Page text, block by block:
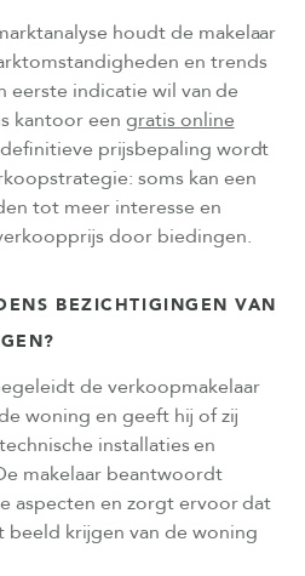
houdt de makelaar
en trends
eerste indicatie wil van de
kantoor een gratis online
prijsbepaling wordt
soms kan een
tot meer interesse en
door biedingen.
BEZICHTIGINGEN VAN
de verkoopmakelaar
woning en geeft hij of zij
installaties en
makelaar beantwoordt
aspecten en zorgt ervoor dat
beeld krijgen van de woning